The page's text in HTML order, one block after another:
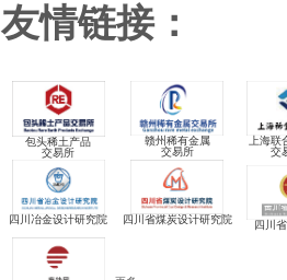
友情链接：
包头稀土产品
交易所
赣州稀有金属
交易所
上海
交
四川冶金设计研究院 四川省煤炭设计研究院 四川